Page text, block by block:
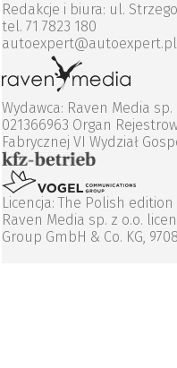
Redakcje i biura: ul.
tel. 71 7823 180
autoexpert@autoexpert.pl
Wydawca: Raven Media sp.
021366963 Organ
Fabrycznej VI Wydział
Licencja: The Polish
Raven Media sp. z o.o.
Group GmbH & Co. KG,